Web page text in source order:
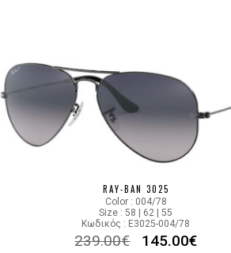
RAY-BAN 3025
Color : 004/78
Size : 58 | 62 | 55
Κωδικός : E3025-004/78
239.00€ 145.00€